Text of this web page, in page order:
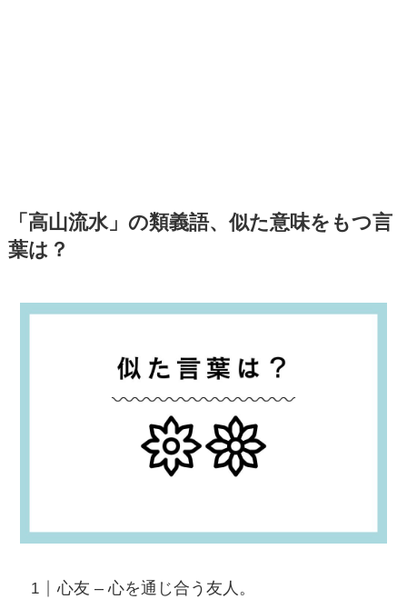
「高山流水」の類義語、似た意味をもつ言
葉は？
心友 – 心を通じ合う友人。